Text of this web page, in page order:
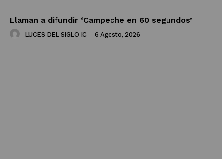
Llaman a difundir ‘Campeche en 60 segundos’
LUCES DEL SIGLO IC - 6 Agosto, 2026